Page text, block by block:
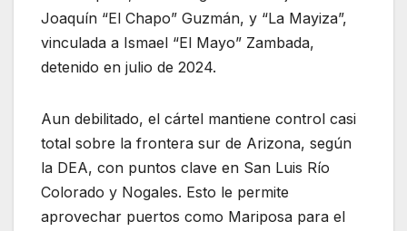
Joaquín “El Chapo” Guzmán, y “La Mayiza”,
vinculada a Ismael “El Mayo” Zambada,
detenido en julio de 2024.
Aun debilitado, el cártel mantiene control casi
total sobre la frontera sur de Arizona, según
la DEA, con puntos clave en San Luis Río
Colorado y Nogales. Esto le permite
aprovechar puertos como Mariposa para el